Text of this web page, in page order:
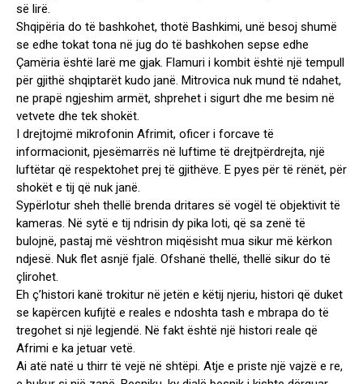
së lirë.
Shqipëria do të bashkohet, thotë Bashkimi, unë besoj shumë
se edhe tokat tona në jug do të bashkohen sepse edhe
Çamëria është larë me gjak. Flamuri i kombit është një tempull
për gjithë shqiptarët kudo janë. Mitrovica nuk mund të ndahet,
ne prapë ngjeshim armët, shprehet i sigurt dhe me besim në
vetvete dhe tek shokët.
I drejtojmë mikrofonin Afrimit, oficer i forcave të
informacionit, pjesëmarrës në luftime të drejtpërdrejta, një
luftëtar që respektohet prej të gjithëve. E pyes për të rënët, për
shokët e tij që nuk janë.
Sypërlotur sheh thellë brenda dritares së vogël të objektivit të
kameras. Në sytë e tij ndrisin dy pika loti, që sa zenë të
bulojnë, pastaj më vështron miqësisht mua sikur më kërkon
ndjesë. Nuk flet asnjë fjalë. Ofshanë thellë, thellë sikur do të
çlirohet.
Eh ç’histori kanë trokitur në jetën e këtij njeriu, histori që duket
se kapërcen kufijtë e reales e ndoshta tash e mbrapa do të
tregohet si një legjendë. Në fakt është një histori reale që
Afrimi e ka jetuar vetë.
Ai atë natë u thirr të vejë në shtëpi. Atje e priste një vajzë e re,